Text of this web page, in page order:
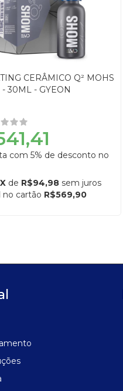
CERÂMICO Q² MOHS
- 30ML - GYEON
com 5% de desconto no
de R$94,98sem juros
no cartão R$569,90